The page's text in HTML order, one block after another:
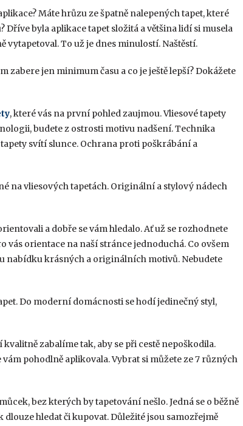
Máte hrůzu ze špatně nalepených tapet, které
byla aplikace tapet složitá a většina lidí si musela
vytapetoval. To už je dnes minulostí. Naštěstí.
jen minimum času a co je ještě lepší? Dokážete
, které vás na první pohled zaujmou. Vliesové tapety
budete z ostrosti motivu nadšení. Technika
svítí slunce. Ochrana proti poškrábání a
na vliesových tapetách. Originální a stylový nádech
a dobře se vám hledalo. Ať už se rozhodnete
vás orientace na naší stránce jednoduchá. Co ovšem
nabídku krásných a originálních motivů. Nebudete
Do moderní domácnosti se hodí jedinečný styl,
zabalíme tak, aby se při cestě nepoškodila.
pohodlně aplikovala. Vybrat si můžete ze 7 různých
bez kterých by tapetování nešlo. Jedná se o běžně
hledat či kupovat. Důležité jsou samozřejmě